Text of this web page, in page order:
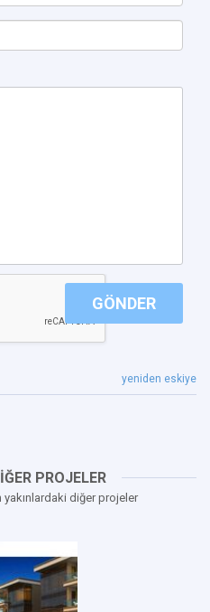
GÖNDER
yeniden eskiye
PROJELER
diğer projeler